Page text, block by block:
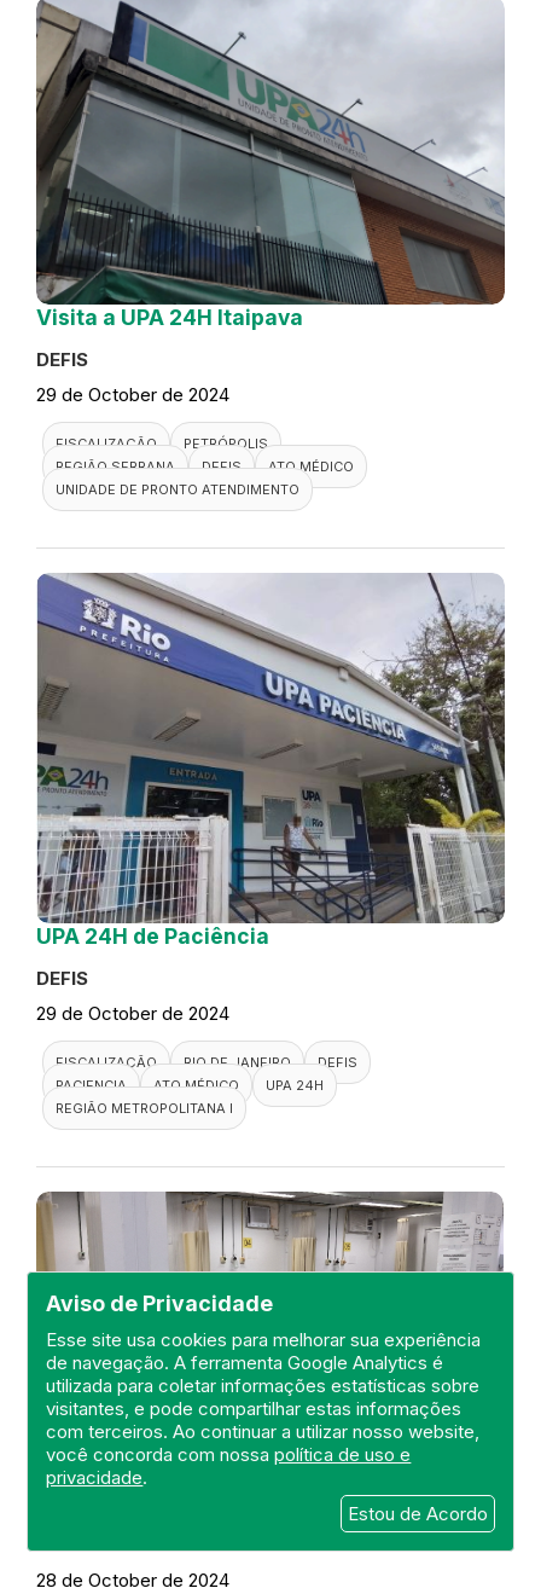
Aviso de Privacidade
Esse site usa cookies para melhorar sua experiência
de navegação. A ferramenta Google Analytics é
utilizada para coletar informações estatísticas sobre
visitantes, e pode compartilhar estas informações
com terceiros. Ao continuar a utilizar nosso website,
você concorda com nossapolítica de uso e
privacidade.
Estou de Acordo
Visita a UPA 24H Itaipava
DEFIS
29 de October de 2024
FISCALIZAÇÃO
PETRÓPOLIS
REGIÃO SERRANA
DEFIS
ATO MÉDICO
UNIDADE DE PRONTO ATENDIMENTO
UPA 24H de Paciência
DEFIS
29 de October de 2024
FISCALIZAÇÃO RIO DE JANEIRO
DEFIS
PACIENCIA
ATO MÉDICO
UPA 24H
REGIÃO METROPOLITANA I
Visita a UPA 24H Nova Friburgo
DEFIS
28 de October de 2024